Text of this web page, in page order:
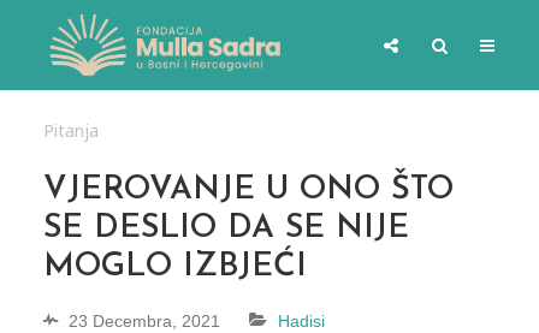
Pitanja
VJEROVANJE U ONO ŠTO
SE DESLIO DA SE NIJE
MOGLO IZBJEĆI
23 Decembra, 2021 Hadisi